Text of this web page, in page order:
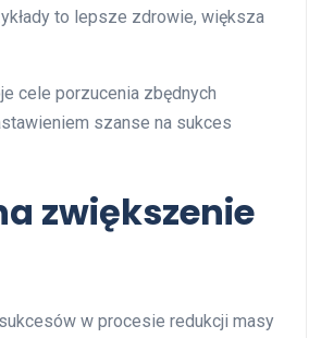
to lepsze zdrowie, większa
cele porzucenia zbędnych
szanse na sukces
zwiększenie
w procesie redukcji masy